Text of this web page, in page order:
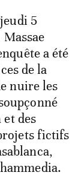
5
a été
de la
nuire les
et des
fictifs